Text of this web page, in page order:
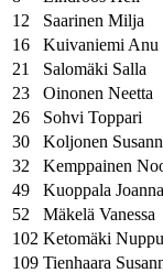
12
Saarinen Milja
16
Kuivaniemi Anu
21
Salomäki Salla
23
Oinonen Neetta
26
Sohvi Toppari
30
Koljonen
32
Kemppainen
49
Kuoppala Joanna
52
Mäkelä Vanessa
102 Ketomäki Nuppu
109 Tienhaara